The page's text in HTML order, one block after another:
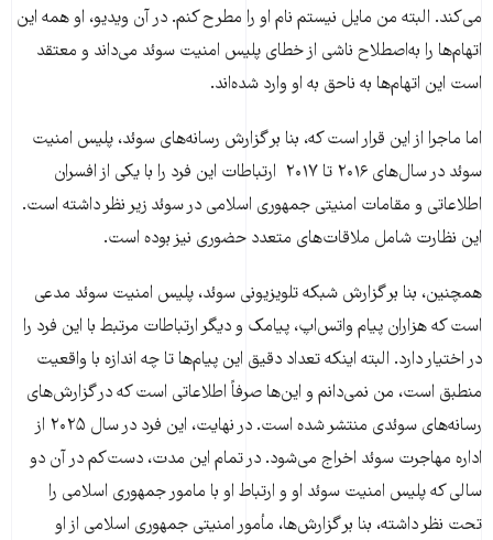
می‌کند. البته من مایل نیستم نام او را مطرح کنم. در آن ویدیو، او همه این
اتهام‌ها را به‌اصطلاح ناشی از خطای پلیس امنیت سوئد می‌داند و معتقد
است این اتهام‌ها به ناحق به او وارد شده‌اند.
اما ماجرا از این قرار است که، بنا بر گزارش‌ رسانه‌های سوئد، پلیس امنیت
سوئد در سال‌های ۲۰۱۶ تا ۲۰۱۷ ارتباطات این فرد را با یکی از افسران
اطلاعاتی و مقامات امنیتی جمهوری اسلامی در سوئد زیر نظر داشته است.
این نظارت شامل ملاقات‌های متعدد حضوری نیز بوده است.
همچنین، بنا بر گزارش شبکه تلویزیونی سوئد، پلیس امنیت سوئد مدعی
است که هزاران پیام واتس‌اپ، پیامک و دیگر ارتباطات مرتبط با این فرد را
در اختیار دارد. البته اینکه تعداد دقیق این پیام‌ها تا چه اندازه با واقعیت
منطبق است، من نمی‌دانم و این‌ها صرفاً اطلاعاتی است که در گزارش‌های
رسانه‌های سوئدی منتشر شده است. در نهایت، این فرد در سال ۲۰۲۵ از
اداره مهاجرت سوئد اخراج می‌شود. در تمام این مدت، دست‌کم در آن دو
سالی که پلیس امنیت سوئد او و ارتباط او با مامور جمهوری اسلامی را
تحت نظر داشته، بنا بر گزارش‌ها، مأمور امنیتی جمهوری اسلامی از او